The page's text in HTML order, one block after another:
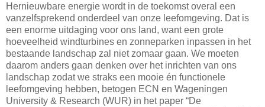
Hernieuwbare energie wordt in de toekomst overal een
vanzelfsprekend onderdeel van onze leefomgeving. Dat is
een enorme uitdaging voor ons land, want een grote
hoeveelheid windturbines en zonneparken inpassen in het
bestaande landschap zal niet zomaar gaan. We moeten
daarom anders gaan denken over het inrichten van ons
landschap zodat we straks een mooie én functionele
leefomgeving hebben, betogen ECN en Wageningen
University & Research (WUR) in het paper “De